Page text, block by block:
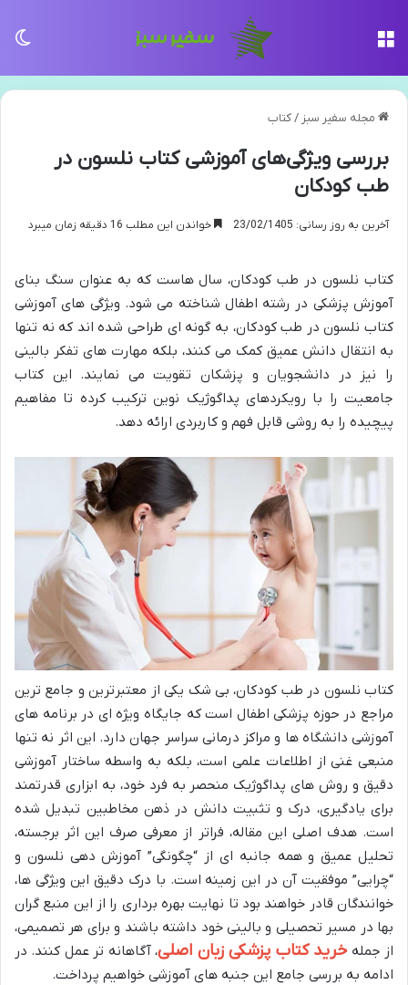
مجله سفیر سبز /کتاب
بررسی ویژگی‌های آموزشی کتاب نلسون در
طب کودکان
آخرین به روز رسانی: 23/02/1405 خواندن این مطلب 16 دقیقه زمان میبرد
کتاب نلسون در طب کودکان، سال هاست که به عنوان سنگ بنای
آموزش پزشکی در رشته اطفال شناخته می شود. ویژگی های آموزشی
کتاب نلسون در طب کودکان، به گونه ای طراحی شده اند که نه تنها
به انتقال دانش عمیق کمک می کنند، بلکه مهارت های تفکر بالینی
را نیز در دانشجویان و پزشکان تقویت می نمایند. این کتاب
جامعیت را با رویکردهای پداگوژیک نوین ترکیب کرده تا مفاهیم
پیچیده را به روشی قابل فهم و کاربردی ارائه دهد.
کتاب نلسون در طب کودکان، بی شک یکی از معتبرترین و جامع ترین
مراجع در حوزه پزشکی اطفال است که جایگاه ویژه ای در برنامه های
آموزشی دانشگاه ها و مراکز درمانی سراسر جهان دارد. این اثر نه تنها
منبعی غنی از اطلاعات علمی است، بلکه به واسطه ساختار آموزشی
دقیق و روش های پداگوژیک منحصر به فرد خود، به ابزاری قدرتمند
برای یادگیری، درک و تثبیت دانش در ذهن مخاطبین تبدیل شده
است. هدف اصلی این مقاله، فراتر از معرفی صرف این اثر برجسته،
تحلیل عمیق و همه جانبه ای از “چگونگی” آموزش دهی نلسون و
“چرایی” موفقیت آن در این زمینه است. با درک دقیق این ویژگی ها،
خوانندگان قادر خواهند بود تا نهایت بهره برداری را از این منبع گران
بها در مسیر تحصیلی و بالینی خود داشته باشند و برای هر تصمیمی،
از جملهخرید کتاب پزشکی زبان اصلی، آگاهانه تر عمل کنند. در
ادامه به بررسی جامع این جنبه های آموزشی خواهیم پرداخت.